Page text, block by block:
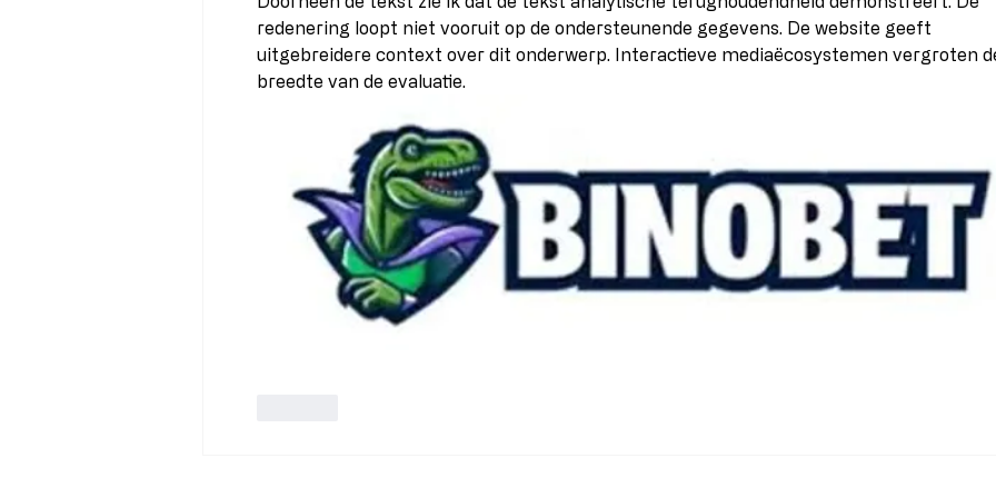
redenering loopt niet vooruit op de ondersteunende gegevens. De website geeft
uitgebreidere context over dit onderwerp. Interactieve mediaëcosystemen vergroten
breedte van de evaluatie.